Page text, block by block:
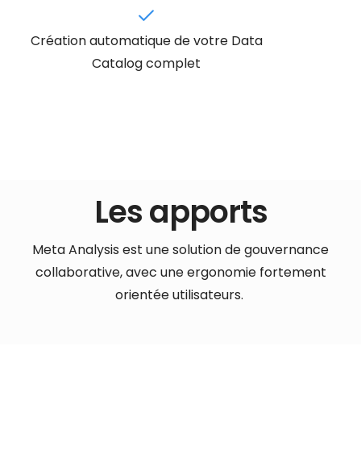
Création automatique de votre Data
Catalog complet
Les apports
Meta Analysis est une solution de gouvernance
collaborative, avec une ergonomie fortement
orientée utilisateurs.